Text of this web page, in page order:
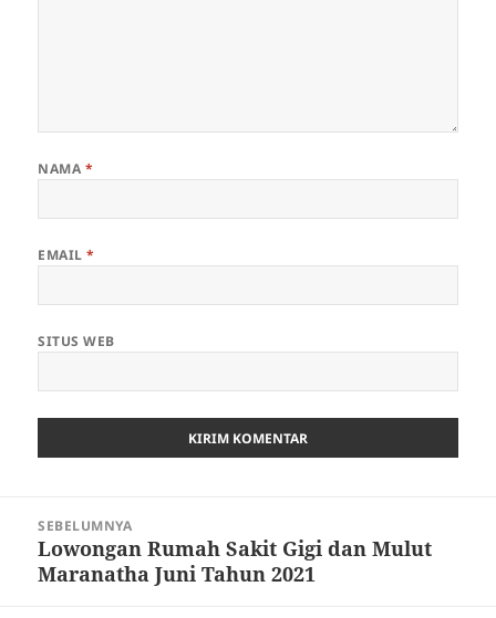
NAMA *
EMAIL*
SITUS WEB
SEBELUMNYA
Pos
sebelumnya:
Lowongan Rumah Sakit Gigi dan Mulut
Maranatha Juni Tahun 2021